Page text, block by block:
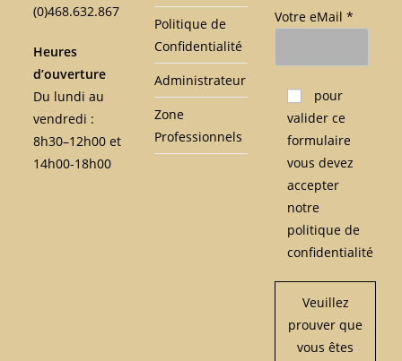
(0)468.632.867
Heures
d’ouverture
Du lundi au
vendredi :
8h30–12h00 et
14h00-18h00
Politique de
Confidentialité
Administrateur
Zone
Professionnels
Votre eMail *
Veuillez laisser ce
pour
valider ce
formulaire
vous devez
accepter
notre
politique de
confidentialité
Veuillez
prouver que
vous êtes